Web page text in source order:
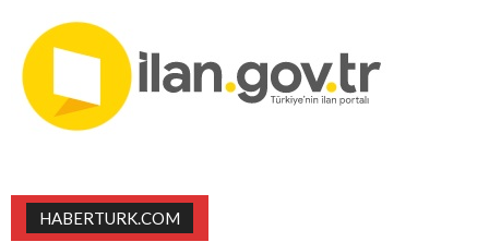
HABERTURK.COM